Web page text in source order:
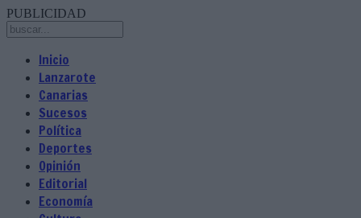
PUBLICIDAD
Inicio
Lanzarote
Canarias
Sucesos
Política
Deportes
Opinión
Editorial
Economía